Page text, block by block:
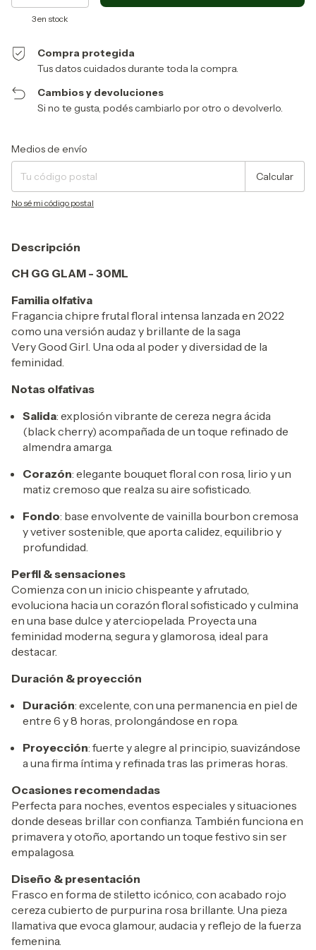
3en stock
Compra protegida
Tus datos cuidados durante toda la compra.
Cambios y devoluciones
Si no te gusta, podés cambiarlo por otro o devolverlo.
Entregas para el CP:
Medios de envío
Calcular
No sé mi código postal
Descripción
CH GG GLAM - 30ML
Familia olfativa
Fragancia chipre frutal floral intensa lanzada en 2022
como una versión audaz y brillante de la saga
Very Good Girl. Una oda al poder y diversidad de la
feminidad.
Notas olfativas
Salida: explosión vibrante de cereza negra ácida
(black cherry) acompañada de un toque refinado de
almendra amarga.
Corazón: elegante bouquet floral con rosa, lirio y un
matiz cremoso que realza su aire sofisticado.
Fondo: base envolvente de vainilla bourbon cremosa
y vetiver sostenible, que aporta calidez, equilibrio y
profundidad.
Perfil & sensaciones
Comienza con un inicio chispeante y afrutado,
evoluciona hacia un corazón floral sofisticado y culmina
en una base dulce y aterciopelada. Proyecta una
feminidad moderna, segura y glamorosa, ideal para
destacar.
Duración & proyección
Duración: excelente, con una permanencia en piel de
entre 6 y 8 horas, prolongándose en ropa.
Proyección: fuerte y alegre al principio, suavizándose
a una firma íntima y refinada tras las primeras horas.
Ocasiones recomendadas
Perfecta para noches, eventos especiales y situaciones
donde deseas brillar con confianza. También funciona en
primavera y otoño, aportando un toque festivo sin ser
empalagosa.
Diseño & presentación
Frasco en forma de stiletto icónico, con acabado rojo
cereza cubierto de purpurina rosa brillante. Una pieza
llamativa que evoca glamour, audacia y reflejo de la fuerza
femenina.